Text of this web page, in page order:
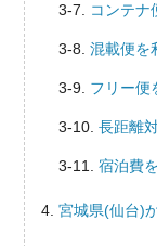
コンテナ
混載便を
フリー便
長距離
宿泊費
宮城県(仙台)